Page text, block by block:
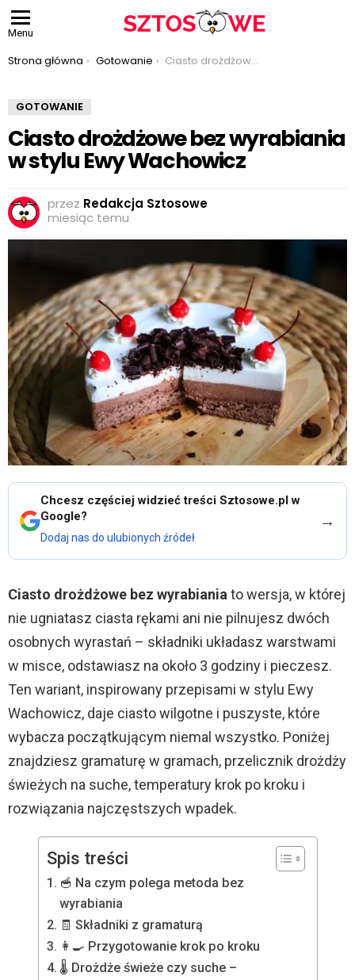
Menu
Jesteś tutaj:
Strona główna Gotowanie Ciasto drożdżowe bez wyrabiania w stylu Ewy Wachowicz
GOTOWANIE
Ciasto drożdżowe bez wyrabiania
w stylu Ewy Wachowicz
przez Redakcja Sztosowe
miesiąc temu
Chcesz częściej widzieć treści Sztosowe.pl w
Google?
Dodaj nas do ulubionych źródeł
→
Ciasto drożdżowe bez wyrabianiato wersja, w której
nie ugniatasz ciasta rękami ani nie pilnujesz dwóch
osobnych wyrastań – składniki układasz warstwami
w misce, odstawiasz na około 3 godziny i pieczesz.
Ten wariant, inspirowany przepisami w stylu Ewy
Wachowicz, daje ciasto wilgotne i puszyste, które
wybacza początkującym niemal wszystko. Poniżej
znajdziesz gramaturę w gramach, przelicznik drożdży
świeżych na suche, temperatury krok po kroku i
rozwiązania najczęstszych wpadek.
Spis treści
🥣 Na czym polega metoda bez
wyrabiania
🧾 Składniki z gramaturą
👩‍🍳 Przygotowanie krok po kroku
🌡️ Drożdże świeże czy suche –